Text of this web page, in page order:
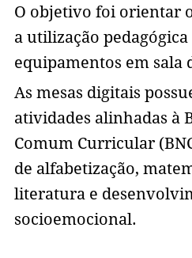
O objetivo foi orientar
a utilização
equipamentos em sala
As mesas digitais
atividades alinhadas à
Comum Curricular
de alfabetização,
literatura e
socioemocional.